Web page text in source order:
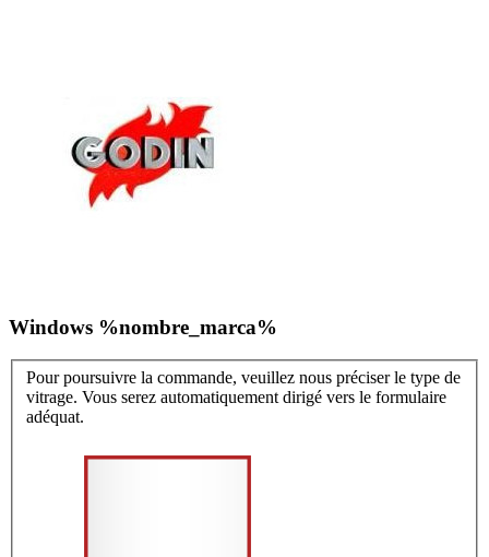
Windows %nombre_marca%
Pour poursuivre la commande, veuillez nous préciser le type de
vitrage. Vous serez automatiquement dirigé vers le formulaire
adéquat.